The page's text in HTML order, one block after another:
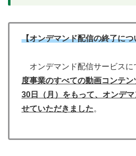
【オンデマンド配信の終了に
オンデマンド配信サービスに
度事業のすべての動画コンテン
30日（月）をもって、オンデ
せていただきました。